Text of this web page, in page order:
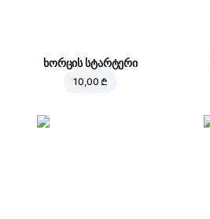
ხორცის სტარტერი
10,00 ₾